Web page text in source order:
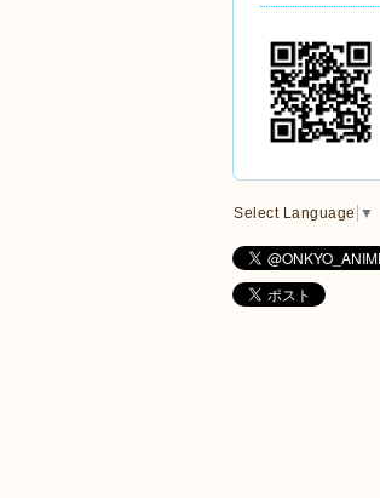
Select Language ▼